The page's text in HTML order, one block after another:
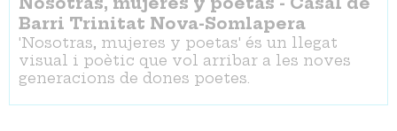
Barri Trinitat Nova-Somlapera
'Nosotras, mujeres y poetas' és un llegat
visual i poètic que vol arribar a les noves
generacions de dones poetes.